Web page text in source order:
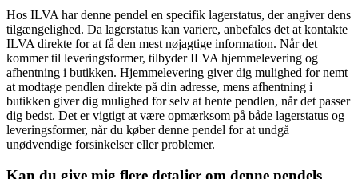
Hos ILVA har denne pendel en specifik lagerstatus, der angiver dens
tilgængelighed. Da lagerstatus kan variere, anbefales det at kontakte
ILVA direkte for at få den mest nøjagtige information. Når det
kommer til leveringsformer, tilbyder ILVA hjemmelevering og
afhentning i butikken. Hjemmelevering giver dig mulighed for nemt
at modtage pendlen direkte på din adresse, mens afhentning i
butikken giver dig mulighed for selv at hente pendlen, når det passer
dig bedst. Det er vigtigt at være opmærksom på både lagerstatus og
leveringsformer, når du køber denne pendel for at undgå
unødvendige forsinkelser eller problemer.
Kan du give mig flere detaljer om denne pendels